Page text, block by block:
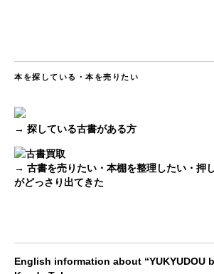
本を探している・本を売りたい
→ 探している古書がある方
→ 古書を売りたい・本棚を整理したい・押
がどっさり出てきた
English information about “YUKYUDOU